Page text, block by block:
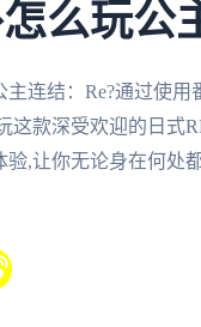
么玩公
主连结：Re?通过使
这款深受欢迎的日式
验,让你无论身在何处